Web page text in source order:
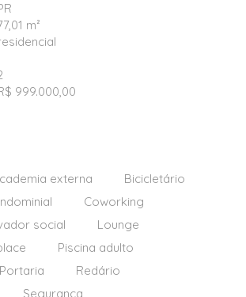
m²
999.000,00
externa
Bicicletário
Coworking
social
Lounge
Piscina adulto
Portaria
Redário
Segurança